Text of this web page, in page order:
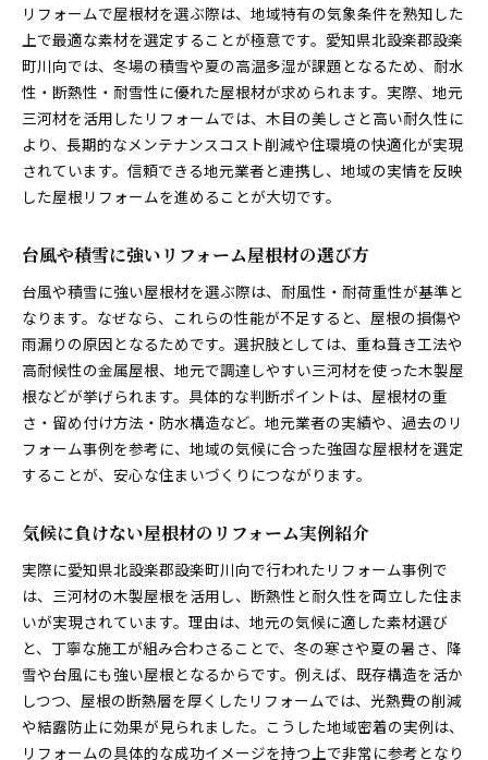
リフォームで屋根材を選ぶ際は、地域特有の気象条件を熟知した
上で最適な素材を選定することが極意です。愛知県北設楽郡設楽
町川向では、冬場の積雪や夏の高温多湿が課題となるため、耐水
性・断熱性・耐雪性に優れた屋根材が求められます。実際、地元
三河材を活用したリフォームでは、木目の美しさと高い耐久性に
より、長期的なメンテナンスコスト削減や住環境の快適化が実現
されています。信頼できる地元業者と連携し、地域の実情を反映
した屋根リフォームを進めることが大切です。
台風や積雪に強いリフォーム屋根材の選び方
台風や積雪に強い屋根材を選ぶ際は、耐風性・耐荷重性が基準と
なります。なぜなら、これらの性能が不足すると、屋根の損傷や
雨漏りの原因となるためです。選択肢としては、重ね葺き工法や
高耐候性の金属屋根、地元で調達しやすい三河材を使った木製屋
根などが挙げられます。具体的な判断ポイントは、屋根材の重
さ・留め付け方法・防水構造など。地元業者の実績や、過去のリ
フォーム事例を参考に、地域の気候に合った強固な屋根材を選定
することが、安心な住まいづくりにつながります。
気候に負けない屋根材のリフォーム実例紹介
実際に愛知県北設楽郡設楽町川向で行われたリフォーム事例で
は、三河材の木製屋根を活用し、断熱性と耐久性を両立した住ま
いが実現されています。理由は、地元の気候に適した素材選び
と、丁寧な施工が組み合わさることで、冬の寒さや夏の暑さ、降
雪や台風にも強い屋根となるからです。例えば、既存構造を活か
しつつ、屋根の断熱層を厚くしたリフォームでは、光熱費の削減
や結露防止に効果が見られました。こうした地域密着の実例は、
リフォームの具体的な成功イメージを持つ上で非常に参考となり